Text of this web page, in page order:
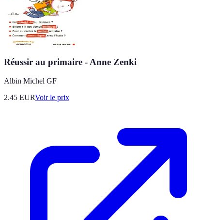
Réussir au primaire - Anne Zenki
Albin Michel GF
2.45 EURVoir le prix